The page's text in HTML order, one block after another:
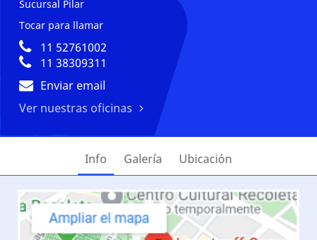
Sucursal Pilar
Tocar para llamar
11 52761002
11 38309311
Enviar email
Ver nuestras oficinas
Info Galería Ubicación